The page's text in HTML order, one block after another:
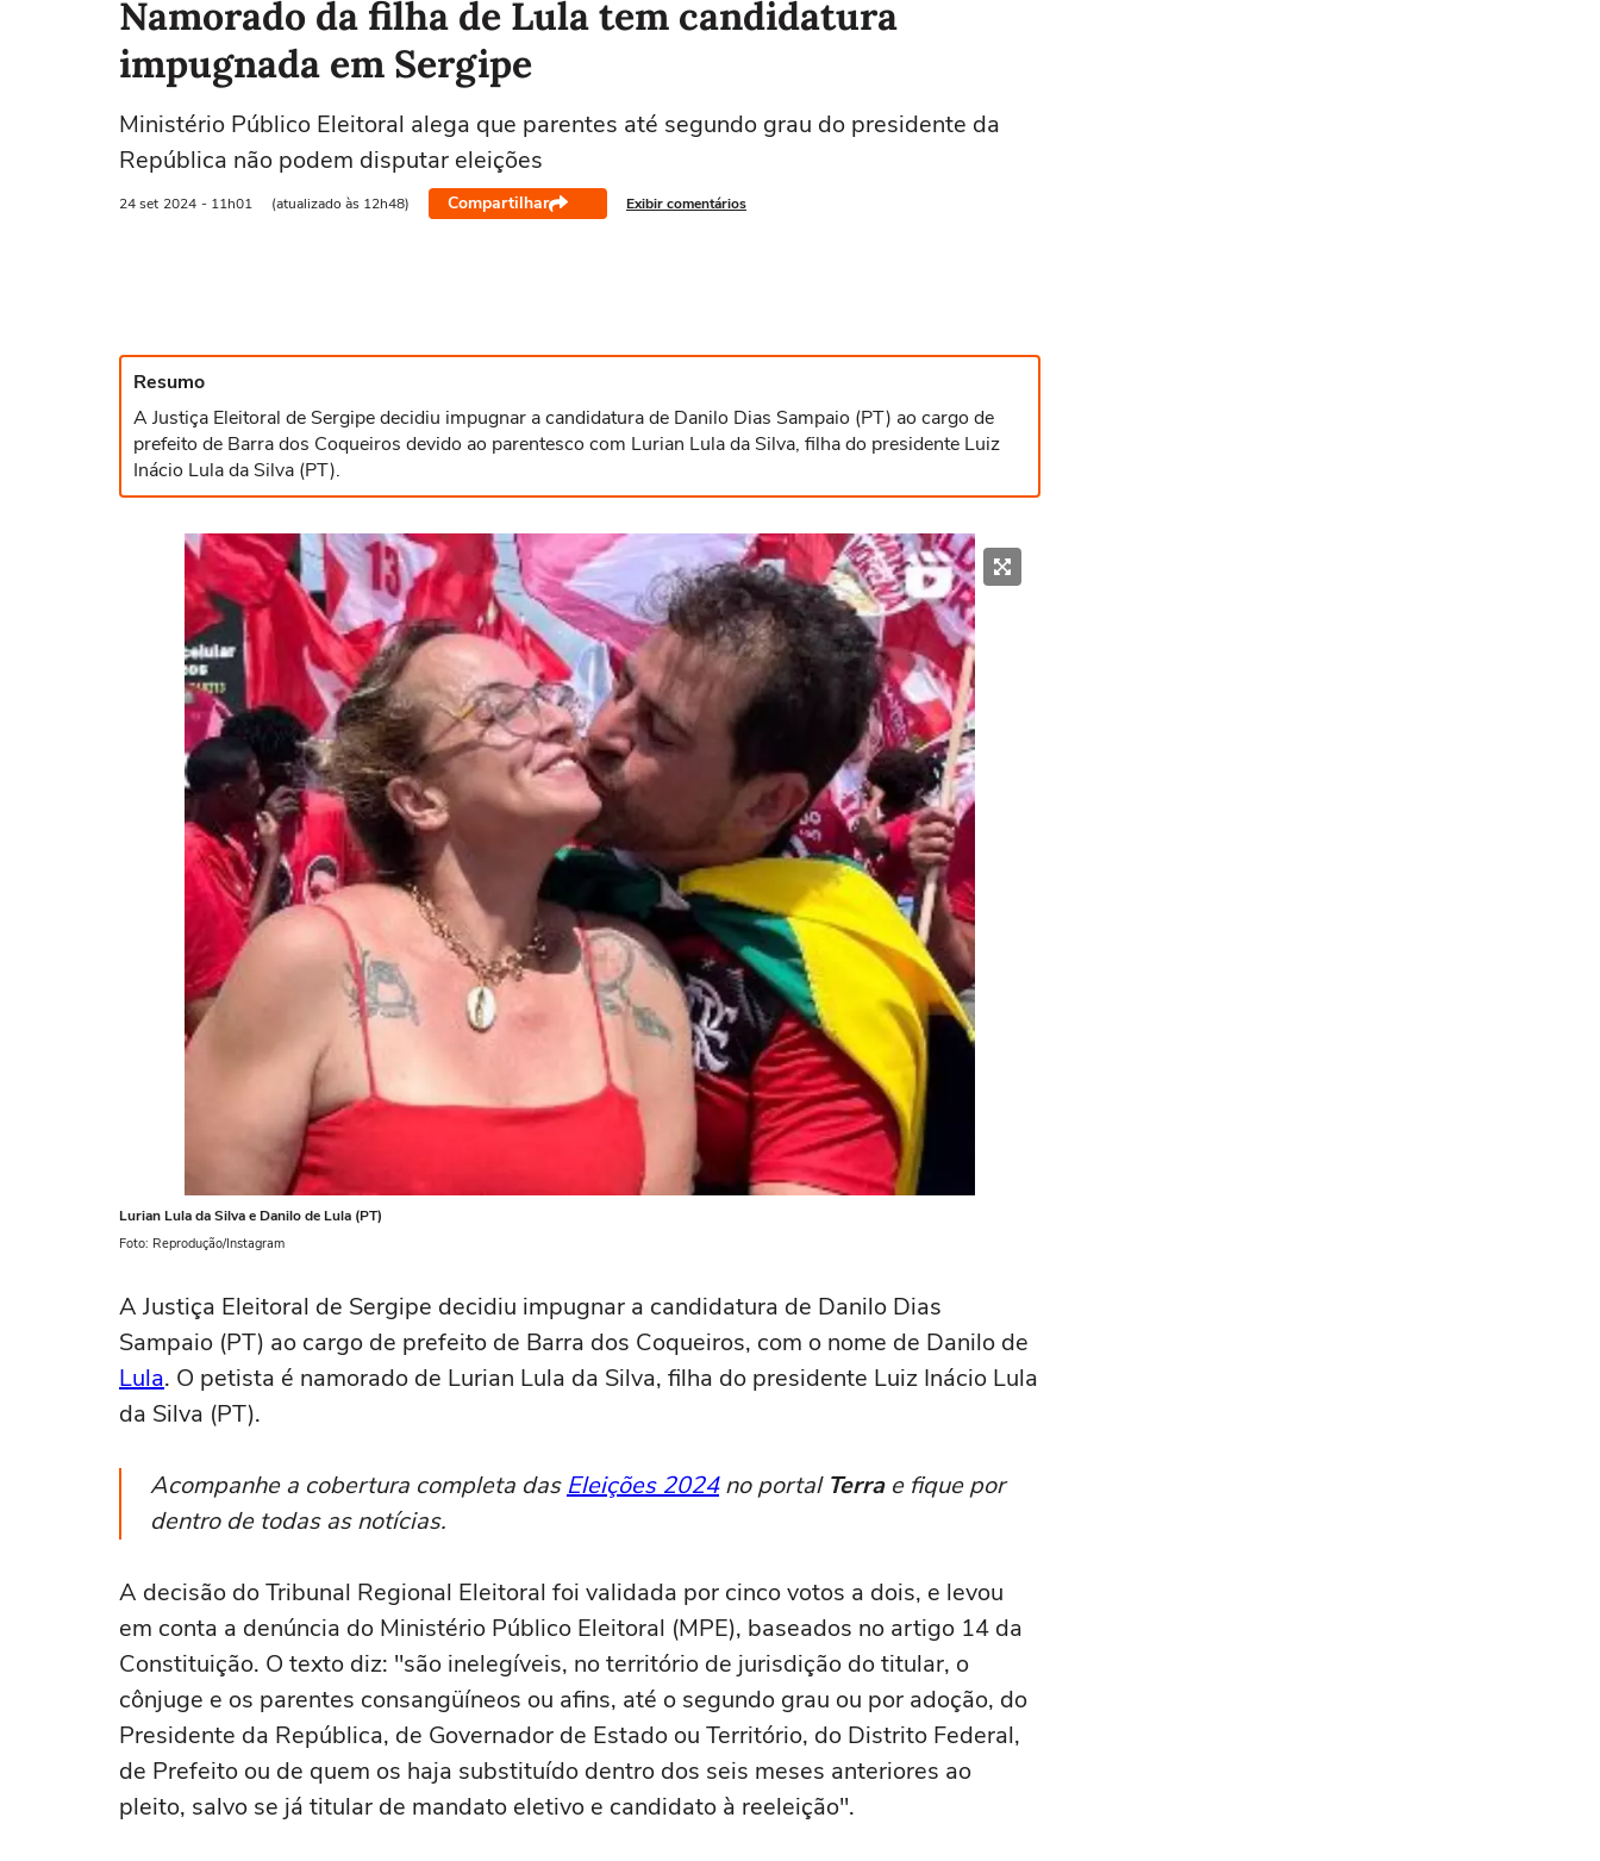
Namorado da filha de Lula tem candidatura
impugnada em Sergipe
Ministério Público Eleitoral alega que parentes até segundo grau do presidente da
República não podem disputar eleições
24 set 2024 - 11h01 (atualizado às 12h48) Compartilhar Exibir comentários
Resumo
A Justiça Eleitoral de Sergipe decidiu impugnar a candidatura de Danilo Dias Sampaio (PT) ao cargo de
prefeito de Barra dos Coqueiros devido ao parentesco com Lurian Lula da Silva, filha do presidente Luiz
Inácio Lula da Silva (PT).
Lurian Lula da Silva e Danilo de Lula (PT)
Foto: Reprodução/Instagram
A Justiça Eleitoral de Sergipe decidiu impugnar a candidatura de Danilo Dias
Sampaio (PT) ao cargo de prefeito de Barra dos Coqueiros, com o nome de Danilo de
Lula. O petista é namorado de Lurian Lula da Silva, filha do presidente Luiz Inácio Lula
da Silva (PT).
Acompanhe a cobertura completa dasEleições 2024no portal Terrae fique por
dentro de todas as notícias.
A decisão do Tribunal Regional Eleitoral foi validada por cinco votos a dois, e levou
em conta a denúncia do Ministério Público Eleitoral (MPE), baseados no artigo 14 da
Constituição. O texto diz: "são inelegíveis, no território de jurisdição do titular, o
cônjuge e os parentes consangüíneos ou afins, até o segundo grau ou por adoção, do
Presidente da República, de Governador de Estado ou Território, do Distrito Federal,
de Prefeito ou de quem os haja substituído dentro dos seis meses anteriores ao
pleito, salvo se já titular de mandato eletivo e candidato à reeleição".